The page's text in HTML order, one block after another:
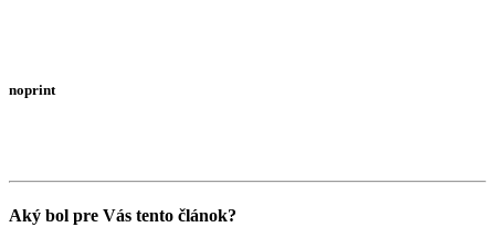
noprint
Aký bol pre Vás tento článok?